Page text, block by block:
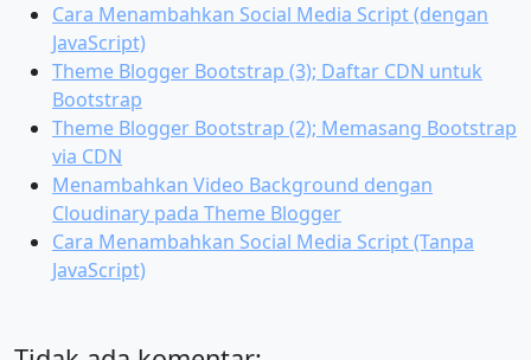
Cara Menambahkan Social Media Script (dengan
JavaScript)
Theme Blogger Bootstrap (3); Daftar CDN untuk
Bootstrap
Theme Blogger Bootstrap (2); Memasang Bootstrap
via CDN
Menambahkan Video Background dengan
Cloudinary pada Theme Blogger
Cara Menambahkan Social Media Script (Tanpa
JavaScript)